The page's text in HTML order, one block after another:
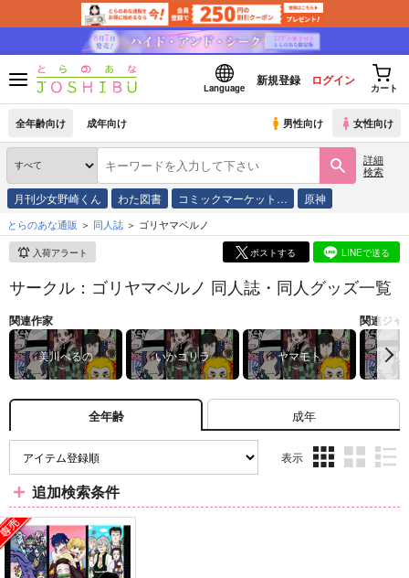
Language
新規登録 ログイン
カート
全年齢向け 成年向け 男性向け 女性向け
詳細
検索
月刊少女野崎くん わた図書 コミックマーケット… 原神
とらのあな通販 同人誌 ゴリヤマベルノ
入荷アラート ポストする LINEで送る
サークル：ゴリヤマベルノ 同人誌・同人グッズ一覧
関連作家
美川べるの いかゴリラ ヤマモト
関連ジャ
全年齢 成年
表示
ム
ム
ム
追加検索条件